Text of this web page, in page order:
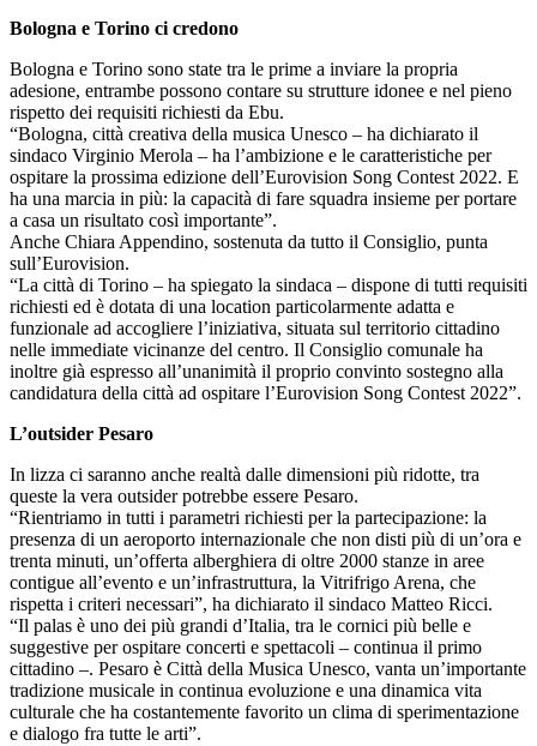
Bologna e Torino ci credono
Bologna e Torino sono state tra le prime a inviare la propria
adesione, entrambe possono contare su strutture idonee e nel pieno
rispetto dei requisiti richiesti da Ebu.
“Bologna, città creativa della musica Unesco – ha dichiarato il
sindaco Virginio Merola – ha l’ambizione e le caratteristiche per
ospitare la prossima edizione dell’Eurovision Song Contest 2022. E
ha una marcia in più: la capacità di fare squadra insieme per portare
a casa un risultato così importante”.
Anche Chiara Appendino, sostenuta da tutto il Consiglio, punta
sull’Eurovision.
“La città di Torino – ha spiegato la sindaca – dispone di tutti requisiti
richiesti ed è dotata di una location particolarmente adatta e
funzionale ad accogliere l’iniziativa, situata sul territorio cittadino
nelle immediate vicinanze del centro. Il Consiglio comunale ha
inoltre già espresso all’unanimità il proprio convinto sostegno alla
candidatura della città ad ospitare l’Eurovision Song Contest 2022”.
L’outsider Pesaro
In lizza ci saranno anche realtà dalle dimensioni più ridotte, tra
queste la vera outsider potrebbe essere Pesaro.
“Rientriamo in tutti i parametri richiesti per la partecipazione: la
presenza di un aeroporto internazionale che non disti più di un’ora e
trenta minuti, un’offerta alberghiera di oltre 2000 stanze in aree
contigue all’evento e un’infrastruttura, la Vitrifrigo Arena, che
rispetta i criteri necessari”, ha dichiarato il sindaco Matteo Ricci.
“Il palas è uno dei più grandi d’Italia, tra le cornici più belle e
suggestive per ospitare concerti e spettacoli – continua il primo
cittadino –. Pesaro è Città della Musica Unesco, vanta un’importante
tradizione musicale in continua evoluzione e una dinamica vita
culturale che ha costantemente favorito un clima di sperimentazione
e dialogo fra tutte le arti”.